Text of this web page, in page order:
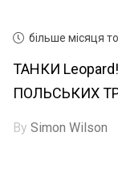
більше місяця
ТАНКИ
ПОЛЬСЬКИХ
BySimon Wilson